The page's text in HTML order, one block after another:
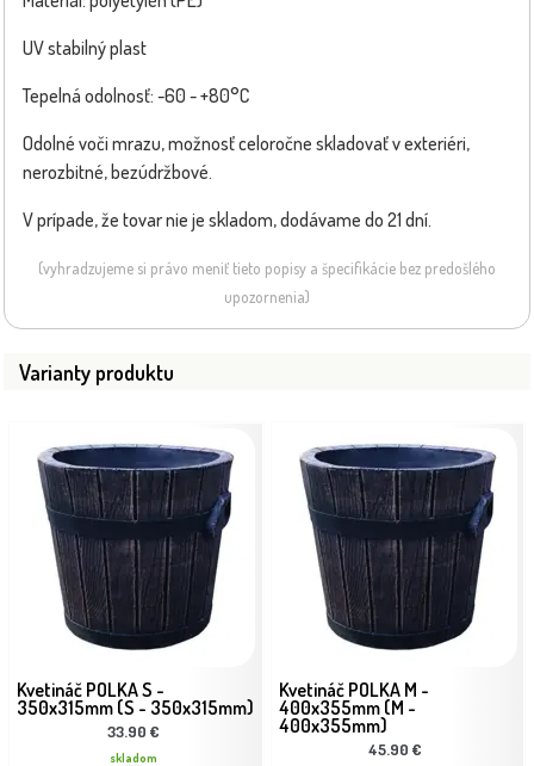
UV stabilný plast
Tepelná odolnosť: -60 - +80°C
Odolné voči mrazu, možnosť celoročne skladovať v exteriéri,
nerozbitné, bezúdržbové.
V prípade, že tovar nie je skladom, dodávame do 21 dní.
(vyhradzujeme si právo meniť tieto popisy a špecifikácie bez predošlého
upozornenia)
Varianty produktu
Kvetináč POLKA S -
350x315mm (S - 350x315mm)
33.90 €
skladom
Kvetináč POLKA M -
400x355mm (M -
400x355mm)
45.90 €